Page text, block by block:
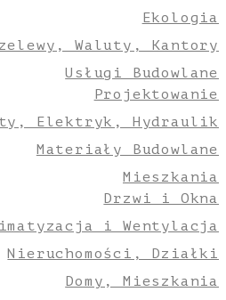
Ekologia
Waluty, Kantory
Usługi Budowlane
Projektowanie
Elektryk, Hydraulik
Materiały Budowlane
Mieszkania
Drzwi i Okna
i Wentylacja
Nieruchomości, Działki
Domy, Mieszkania